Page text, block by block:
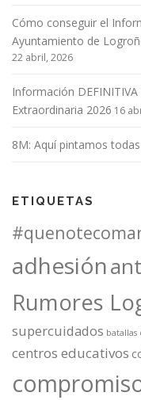
Cómo conseguir el
Ayuntamiento de
22 abril, 2026
Información
Extraordinaria 2026 16
8M: Aquí pintamos todas
ETIQUETAS
adhesión
Rumores
supercuidados batallas
centros educativos